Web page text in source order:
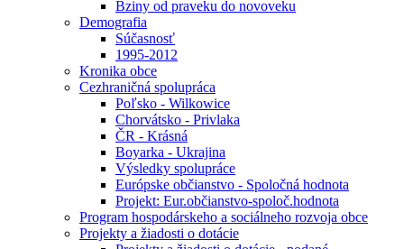
Bziny od praveku do novoveku
Demografia
Súčasnosť
1995-2012
Kronika obce
Cezhraničná spolupráca
Poľsko - Wilkowice
Chorvátsko - Privlaka
ČR - Krásná
Boyarka - Ukrajina
Výsledky spolupráce
Európske občianstvo - Spoločná hodnota
Projekt: Eur.občianstvo-spoloč.hodnota
Program hospodárskeho a sociálneho rozvoja obce
Projekty a žiadosti o dotácie